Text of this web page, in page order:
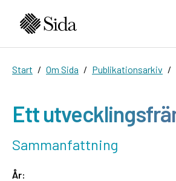
Start Om Sida Publikationsarkiv
Ett
Sammanfattning
År: